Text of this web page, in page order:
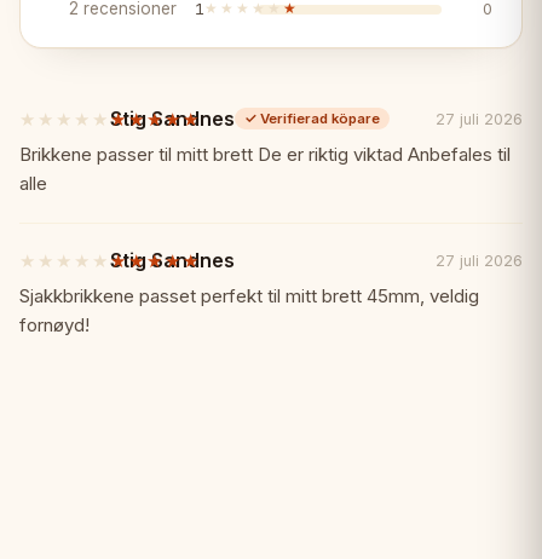
trädgårdsschackfigurerna som visas på
set med vårt trädgårdsschackbräde.
2 recensioner
1 ★★★★★★★★★★ 0
★★★★★ ★★★★★
5
av
5
Stig Sandnes ✓ Verifierad köpare 27 juli 2026
Brikkene passer til mitt brett De er riktig viktad Anbefales til
alle
★★★★★ ★★★★★
5
av
5
Stig Sandnes 27 juli 2026
Sjakkbrikkene passet perfekt til mitt brett 45mm, veldig
fornøyd!